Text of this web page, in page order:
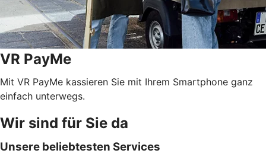
VR PayMe
Mit VR PayMe kassieren Sie mit Ihrem Smartphone ganz
einfach unterwegs.
Wir sind für Sie da
Unsere beliebtesten Services